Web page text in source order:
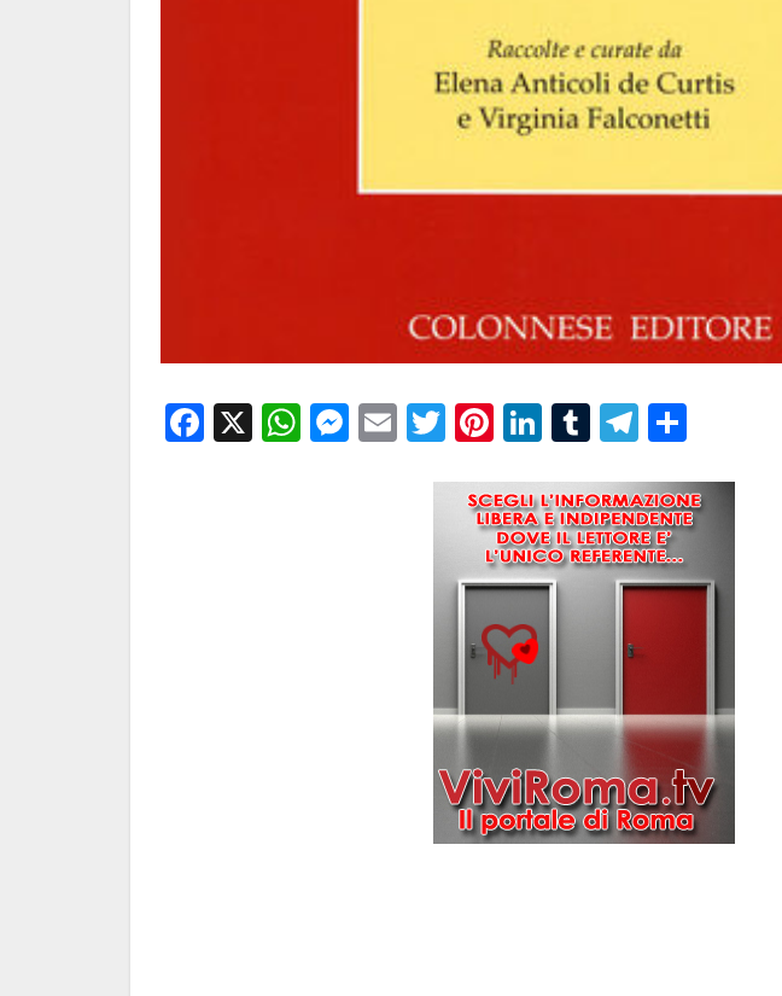
Facebook
X WhatsApp
Messenger
EmailTwitter
Pinterest
LinkedIn
TumblrTelegram